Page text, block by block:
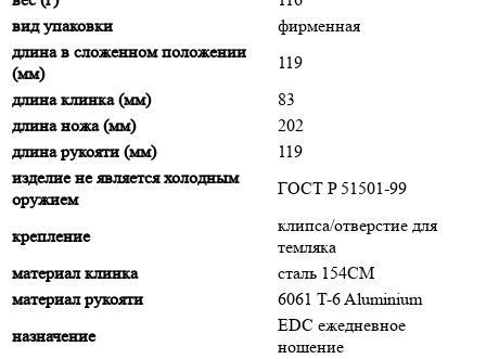
вид упаковки
фирменная
длина в сложенном положении
(мм)
119
длина клинка (мм)
83
длина ножа (мм)
202
длина рукояти (мм)
119
изделие не является холодным
оружием
ГОСТ P 51501-99
крепление
клипса/отверстие для
темляка
материал клинка
сталь 154CM
материал рукояти
6061 T-6 Aluminium
назначение
EDC ежедневное
ношение